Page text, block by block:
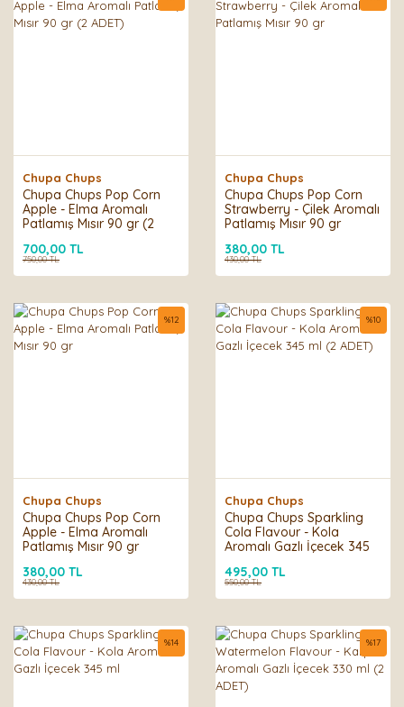
Chupa Chups
Chupa Chups Pop Corn
Apple - Elma Aromalı
Patlamış Mısır 90 gr (2
700,00 TL
750,00 TL
Chupa Chups
Chupa Chups Pop Corn
Strawberry - Çilek Aromalı
Patlamış Mısır 90 gr
380,00 TL
430,00 TL
Chupa Chups
Chupa Chups Pop Corn
Apple - Elma Aromalı
Patlamış Mısır 90 gr
%12
380,00 TL
430,00 TL
Chupa Chups
Chupa Chups Sparkling
Cola Flavour - Kola
Aromalı Gazlı İçecek 345
%10
495,00 TL
550,00 TL
%14 %17